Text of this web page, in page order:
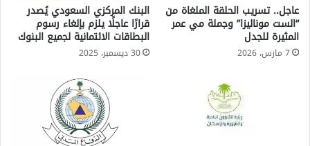
عاجل.. تسريب الحلقة الملغاة من
“الست موناليزا” وجملة مي عمر
المثيرة للجدل
7 مارس، 2026
البنك المركزي السعودي يُصدر
قرارًا عاجلًا يلزم بإلغاء رسوم
البطاقات الائتمانية لجميع البنوك
30 ديسمبر، 2025